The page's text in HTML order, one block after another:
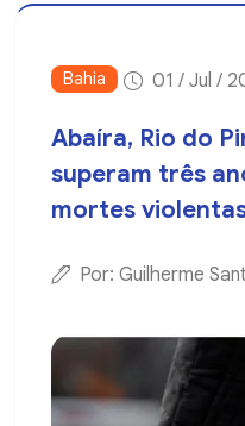
Bahia 01 / Jul /
Abaíra, Rio do
superam três
mortes
Por: Guilherme